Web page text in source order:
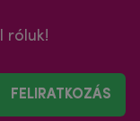
róluk!
FELIRATKOZÁS